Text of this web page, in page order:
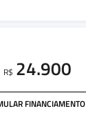
R$ 24.900
FINANCIAMENTO